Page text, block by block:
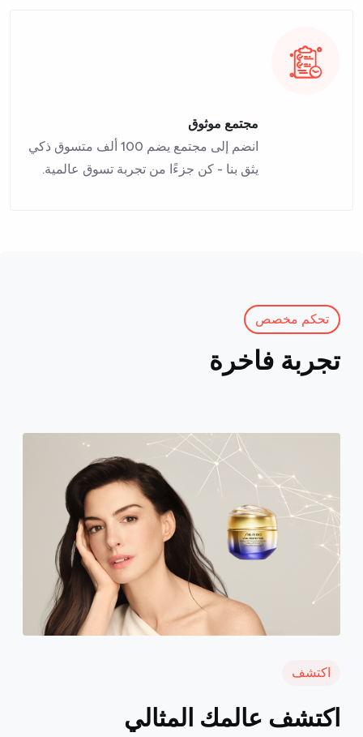
مجتمع موثوق
انضم إلى مجتمع يضم 100 ألف متسوق ذكي
يثق بنا - كن جزءًا من تجربة تسوق عالمية.
تحكم مخصص
تجربة فاخرة
اكتشف
اكتشف عالمك المثالي